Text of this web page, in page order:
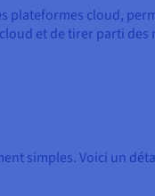
plateformes cloud,
et de tirer parti des
simples. Voici un